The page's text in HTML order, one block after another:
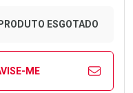
Desconto Convênio
PRODUTO ESGOTADO
ME